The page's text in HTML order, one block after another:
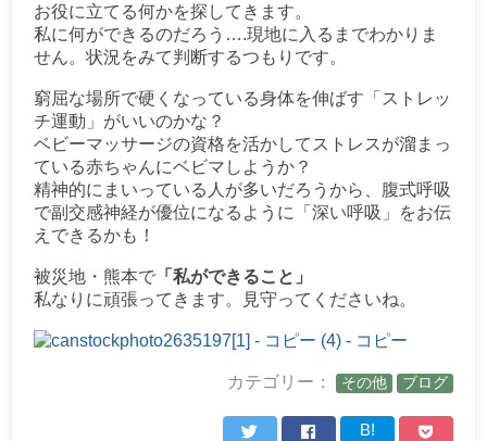
お役に立てる何かを探してきます。
私に何ができるのだろう….現地に入るまでわかりま
せん。状況をみて判断するつもりです。
窮屈な場所で硬くなっている身体を伸ばす「ストレッ
チ運動」がいいのかな？
ベビーマッサージの資格を活かしてストレスが溜まっ
ている赤ちゃんにベビマしようか？
精神的にまいっている人が多いだろうから、腹式呼吸
で副交感神経が優位になるように「深い呼吸」をお伝
えできるかも！
被災地・熊本で 「私ができること」
私なりに頑張ってきます。見守ってくださいね。
カテゴリー： その他 ブログ
B!